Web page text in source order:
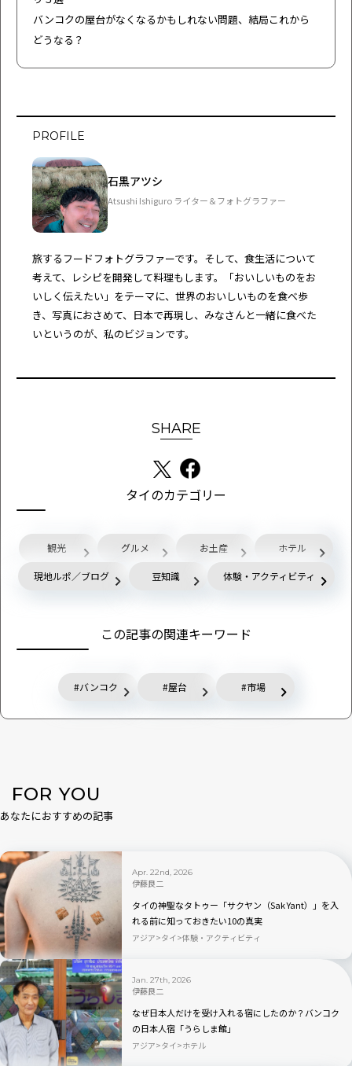
バンコクの屋台がなくなるかもしれない問題、結局これから
どうなる？
PROFILE
石黒アツシ
Atsushi Ishiguro ライター＆フォトグラファー
旅するフードフォトグラファーです。そして、食生活について
考えて、レシピを開発して料理もします。「おいしいものをお
いしく伝えたい」をテーマに、世界のおいしいものを食べ歩
き、写真におさめて、日本で再現し、みなさんと一緒に食べた
いというのが、私のビジョンです。
SHARE
タイのカテゴリー
観光 グルメ お土産 ホテル
現地ルポ／ブログ 豆知識 体験・アクティビティ
この記事の関連キーワード
バンコク 屋台 市場
FOR YOU
あなたにおすすめの記事
Apr. 22nd, 2026
伊藤良二
タイの神聖なタトゥー「サクヤン（Sak Yant）」を入
れる前に知っておきたい10の真実
アジア タイ 体験・アクティビティ
Jan. 27th, 2026
伊藤良二
なぜ日本人だけを受け入れる宿にしたのか？バンコク
の日本人宿「うらしま館」
アジア タイ ホテル